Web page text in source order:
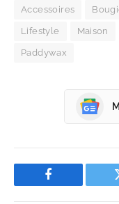
Accessoires
Lifestyle Maison
Paddywax
Facebook